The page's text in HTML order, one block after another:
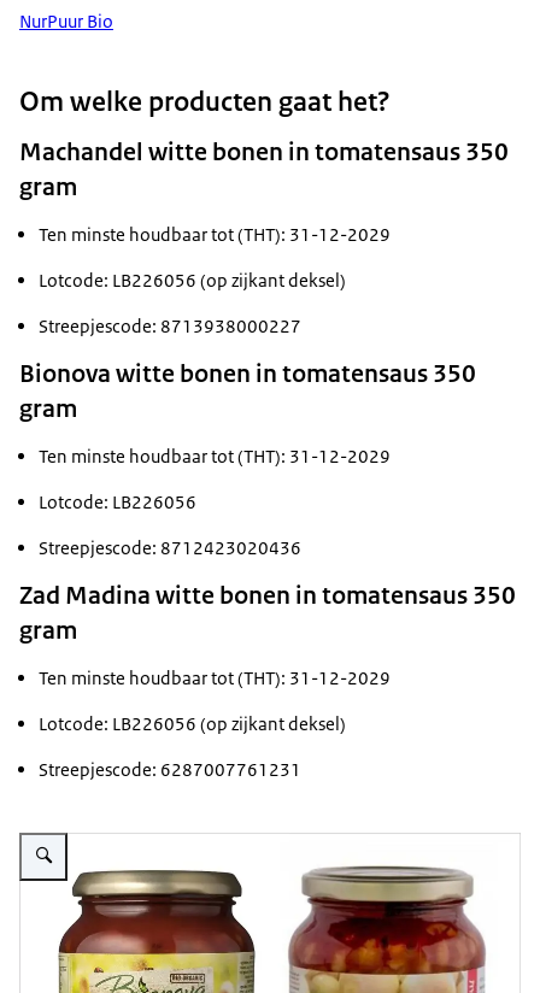
NurPuur Bio
Om welke producten gaat het?
Machandel witte bonen in tomatensaus 350
gram
Ten minste houdbaar tot (THT): 31-12-2029
Lotcode: LB226056 (op zijkant deksel)
Streepjescode: 8713938000227
Bionova witte bonen in tomatensaus 350
gram
Ten minste houdbaar tot (THT): 31-12-2029
Lotcode: LB226056
Streepjescode: 8712423020436
Zad Madina witte bonen in tomatensaus 350
gram
Ten minste houdbaar tot (THT): 31-12-2029
Lotcode: LB226056 (op zijkant deksel)
Streepjescode: 6287007761231
Vergroot afbeelding Potten witte bonen in tomatensaus